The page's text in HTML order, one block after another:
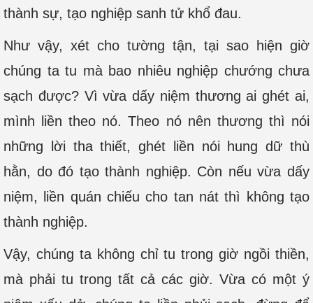
thành sự, tạo nghiệp sanh tử khổ đau.
Như vậy, xét cho tường tận, tại sao hiện giờ
chúng ta tu mà bao nhiêu nghiệp chướng chưa
sạch được? Vì vừa dấy niệm thương ai ghét ai,
mình liền theo nó. Theo nó nên thương thì nói
những lời tha thiết, ghét liền nói hung dữ thù
hằn, do đó tạo thành nghiệp. Còn nếu vừa dấy
niệm, liền quán chiếu cho tan nát thì không tạo
thành nghiệp.
Vậy, chúng ta không chỉ tu trong giờ ngồi thiền,
mà phải tu trong tất cả các giờ. Vừa có một ý